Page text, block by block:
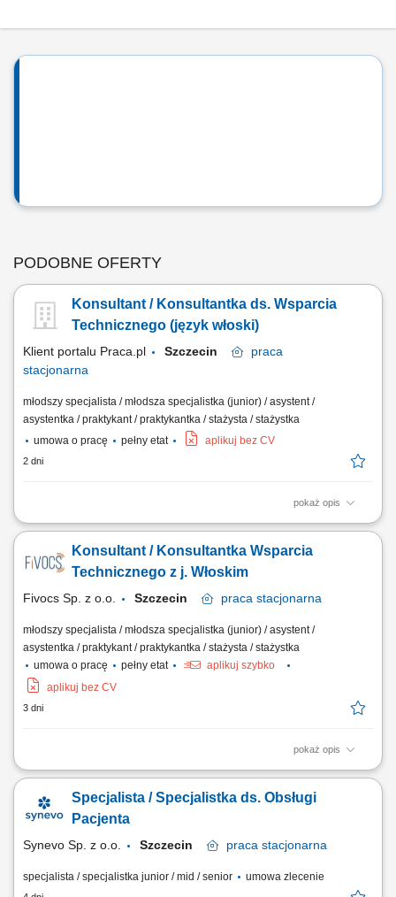
PODOBNE OFERTY
Konsultant / Konsultantka ds. Wsparcia
Technicznego (język włoski)
Klient portalu Praca.pl Szczecin
praca
stacjonarna
młodszy specjalista / młodsza specjalistka (junior) / asystent /
asystentka / praktykant / praktykantka / stażysta / stażystka
umowa o pracę
pełny etat aplikuj bez CV
2 dni
pokaż opis
obsługa zgłoszeń technicznych klientów włoskojęzycznych poprzez
skutecznych rozwiązań, prowadzenie dokumentacji zgłoszeń w
systemie ticketowym, współpraca z zespołami specjalistycznymi przy
Konsultant / Konsultantka Wsparcia
Technicznego z j. Włoskim
Fivocs Sp. z o.o. Szczecin praca stacjonarna
młodszy specjalista / młodsza specjalistka (junior) / asystent /
asystentka / praktykant / praktykantka / stażysta / stażystka
umowa o pracę
pełny etat
aplikuj szybko
aplikuj bez CV
3 dni
pokaż opis
Opis stanowiska Udzielanie profesjonalnego wsparcia technicznego
rozwiązywanie zgłaszanych problemów technicznych związanych z
produktami firmy. Dokumentowanie zgłoszeń oraz podejmowanych
Specjalista / Specjalistka ds. Obsługi
Pacjenta
Synevo Sp. z o.o. Szczecin praca stacjonarna
specjalista / specjalistka junior / mid / senior umowa zlecenie